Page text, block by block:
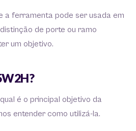
a ferramenta pode ser usada em
de porte ou ramo
um objetivo.
é o principal objetivo da
entender como utilizá-la.